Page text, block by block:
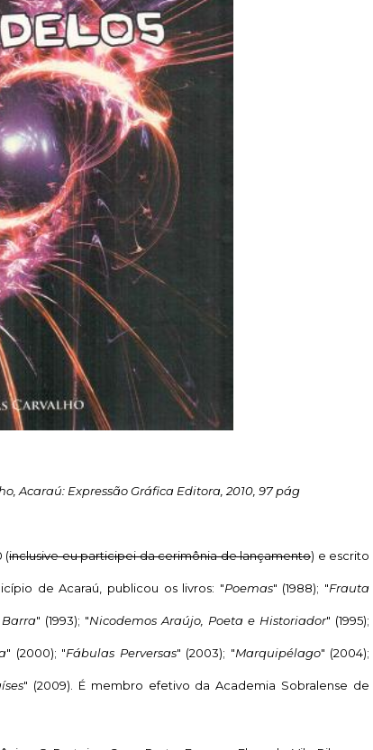
Acaraú: Expressão Gráfica Editora, 2010, 97 pág
(inclusive eu participei da cerimônia de lançamento) e escrito
de Acaraú, publicou os livros: "Poemas" (1988); "Frauta
" (1993); "Nicodemos Araújo, Poeta e Historiador" (1995);
" (2000); "Fábulas Perversas" (2003); "Marquipélago" (2004);
" (2009). É membro efetivo da Academia Sobralense de